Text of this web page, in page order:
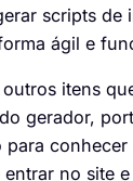
scripts de
ágil e
itens
gerador,
conhecer
no site